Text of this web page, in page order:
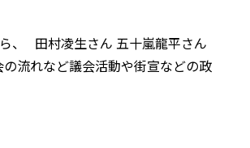
、 田村凌生さん 五十嵐龍平さん
流れなど議会活動や街宣などの政